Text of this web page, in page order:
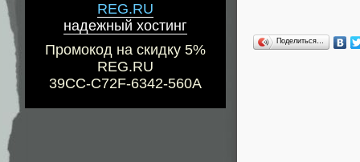
REG.RU
надежный хостинг
Промокод на скидку 5%
REG.RU
39CC-C72F-6342-560A
Поделиться…